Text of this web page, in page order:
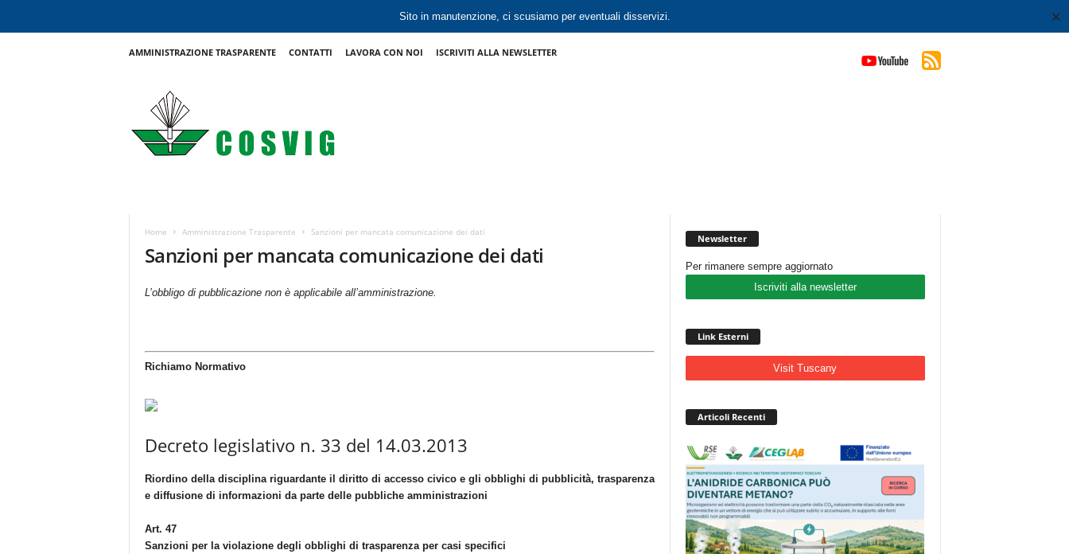
Sito in manutenzione, ci scusiamo per eventuali disservizi. ✕
AMMINISTRAZIONE TRASPARENTE CONTATTI LAVORA CON NOI ISCRIVITI ALLA NEWSLETTER
Home Amministrazione Trasparente Sanzioni per mancata comunicazione dei dati
Sanzioni per mancata comunicazione dei dati
L’obbligo di pubblicazione non è applicabile all’amministrazione.
Richiamo Normativo
Decreto legislativo n. 33 del 14.03.2013
Riordino della disciplina riguardante il diritto di accesso civico e gli obblighi di pubblicità, trasparenza
e diffusione di informazioni da parte delle pubbliche amministrazioni
Art. 47
Sanzioni per la violazione degli obblighi di trasparenza per casi specifici
Newsletter
Per rimanere sempre aggiornato
Iscriviti alla newsletter
Link Esterni
Visit Tuscany
Articoli Recenti